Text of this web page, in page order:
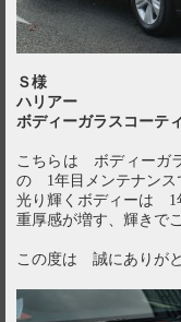
Ｓ様
ハリアー
ボディーガラスコーテ
こちらは ボディーガ
の 1年目メンテナンス
光り輝くボディーは 1
重厚感が増す、輝きで
この度は 誠にありが